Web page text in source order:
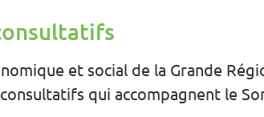
et social de la Grande
qui accompagnent le